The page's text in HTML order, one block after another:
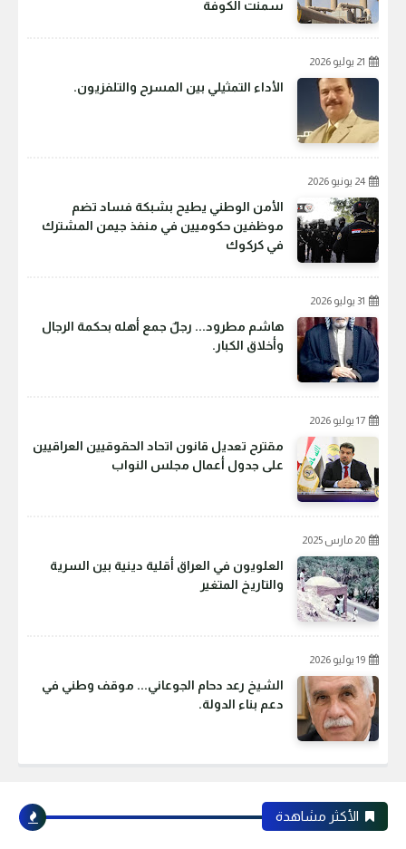
سمنت الكوفة
21 يوليو 2026
الأداء التمثيلي بين المسرح والتلفزيون.
24 يونيو 2026
الأمن الوطني يطيح بشبكة فساد تضم
موظفين حكوميين في منفذ جيمن المشترك
في كركوك
31 يوليو 2026
هاشم مطرود... رجلٌ جمع أهله بحكمة الرجال
وأخلاق الكبار.
17 يوليو 2026
مقترح تعديل قانون اتحاد الحقوقيين العراقيين
على جدول أعمال مجلس النواب
20 مارس 2025
العلويون في العراق أقلية دينية بين السرية
والتاريخ المتغير
19 يوليو 2026
الشيخ رعد دحام الجوعاني... موقف وطني في
دعم بناء الدولة.
الأكثر مشاهدة